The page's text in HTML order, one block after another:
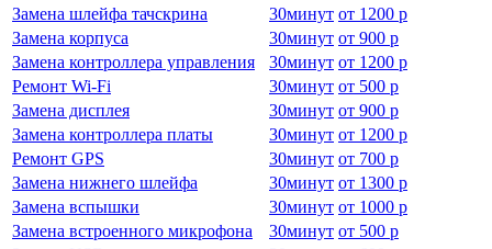
Замена шлейфа тачскрина
30минут от 1200 р
Замена корпуса
30минут от 900 р
Замена контроллера управления
30минут от 1200 р
Ремонт Wi-Fi
30минут от 500 р
Замена дисплея
30минут от 900 р
Замена контроллера платы
30минут от 1200 р
Ремонт GPS
30минут от 700 р
Замена нижнего шлейфа
30минут от 1300 р
Замена вспышки
30минут от 1000 р
Замена встроенного микрофона
30минут от 500 р